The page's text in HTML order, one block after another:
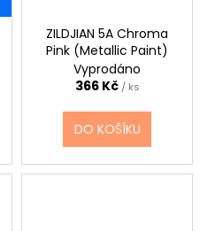
ZILDJIAN 5A Chroma
Pink (Metallic Paint)
Vyprodáno
366 Kč / ks
DO KOŠÍKU